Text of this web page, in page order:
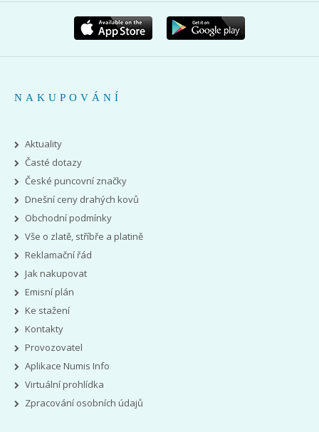
NAKUPOVÁNÍ
Aktuality
Časté dotazy
České puncovní značky
Dnešní ceny drahých kovů
Obchodní podmínky
Vše o zlatě, stříbře a platině
Reklamační řád
Jak nakupovat
Emisní plán
Ke stažení
Kontakty
Provozovatel
Aplikace Numis Info
Virtuální prohlídka
Zpracování osobních údajů